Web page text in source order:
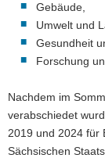
Gebäude,
Umwelt und
Gesundheit
Forschung
Nachdem im
verabschiedet
2019 und 2024 für
Sächsischen